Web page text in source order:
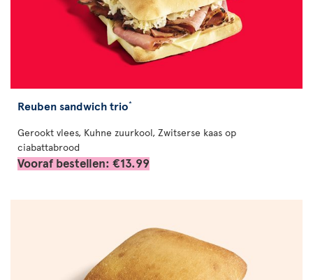
Reuben sandwich trio*
Gerookt vlees, Kuhne zuurkool, Zwitserse kaas op
ciabattabrood
Vooraf bestellen: €13.99